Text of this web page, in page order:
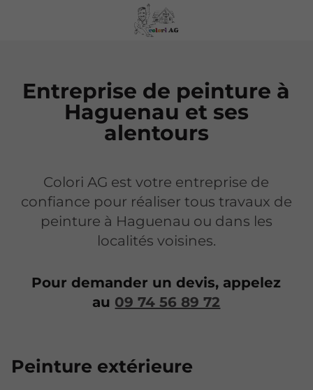
Entreprise de peinture à
Haguenau et ses
alentours
Colori AG est votre entreprise de
confiance pour réaliser tous travaux de
peinture à Haguenau ou dans les
localités voisines.
Pour demander un devis, appelez
au 09 74 56 89 72
Peinture extérieure